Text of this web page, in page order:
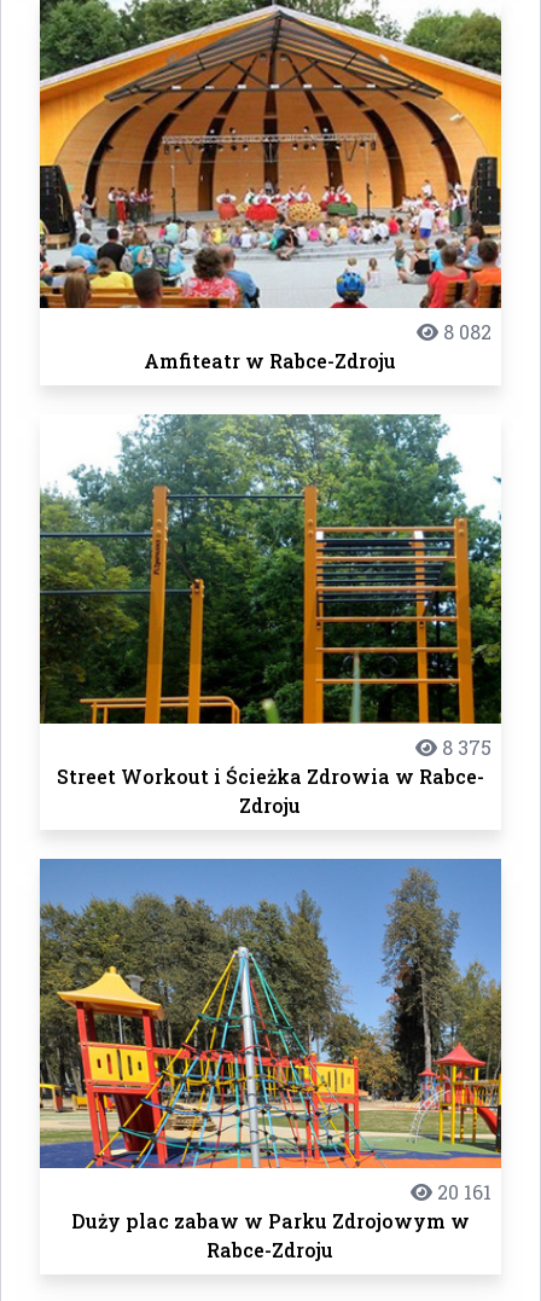
8 082
Amfiteatr w Rabce-Zdroju
8 375
Street Workout i Ścieżka Zdrowia w Rabce-
Zdroju
20 161
Duży plac zabaw w Parku Zdrojowym w
Rabce-Zdroju